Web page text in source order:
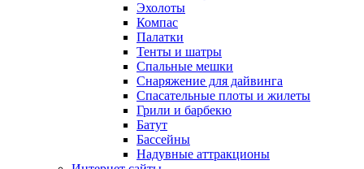
Эхолоты
Компас
Палатки
Тенты и шатры
Спальные мешки
Снаряжение для дайвинга
Спасательные плоты и жилеты
Грили и барбекю
Батут
Бассейны
Надувные аттракционы